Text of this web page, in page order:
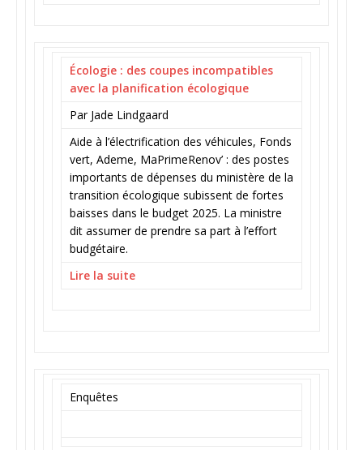
Écologie : des coupes incompatibles
avec la planification écologique
Par Jade Lindgaard
Aide à l’électrification des véhicules, Fonds
vert, Ademe, MaPrimeRenov’ : des postes
importants de dépenses du ministère de la
transition écologique subissent de fortes
baisses dans le budget 2025. La ministre
dit assumer de prendre sa part à l’effort
budgétaire.
Lire la suite
Enquêtes